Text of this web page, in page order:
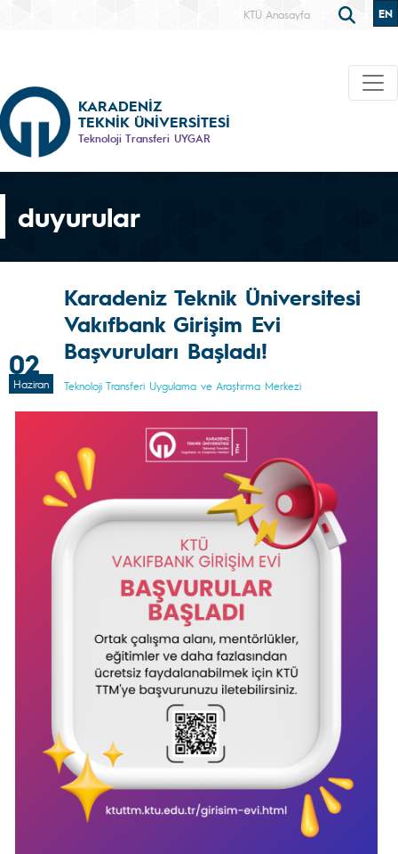
KTÜ Anasayfa EN
KARADENİZ
TEKNİK ÜNİVERSİTESİ
Teknoloji Transferi UYGAR
duyurular
02
Haziran
Karadeniz Teknik Üniversitesi
Vakıfbank Girişim Evi
Başvuruları Başladı!
Teknoloji Transferi Uygulama ve Araştırma Merkezi